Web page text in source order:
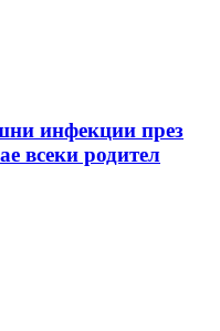
инфекции през
всеки родител